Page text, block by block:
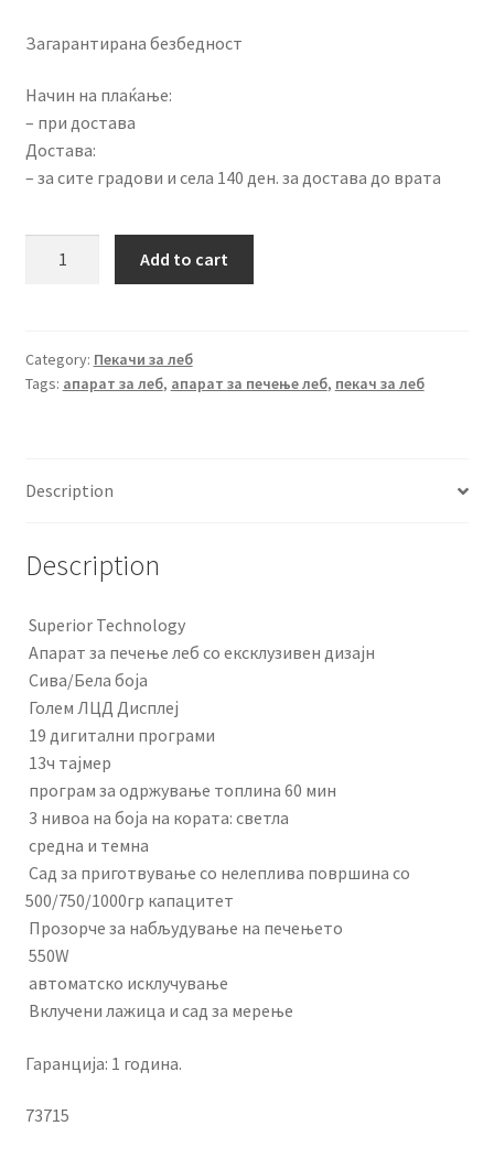
Загарантирана безбедност
Начин на плаќање:
– при достава
Достава:
– за сите градови и села 140 ден. за достава до врата
ST-
BM1000MWX
Add to cart
Category: Пекачи за леб
Tags: апарат за леб, апарат за печење леб, пекач за леб
Description
Description
Superior Technology
Апарат за печење леб со ексклузивен дизајн
Сива/Бела боја
Голем ЛЦД Дисплеј
19 дигитални програми
13ч тајмер
програм за одржување топлина 60 мин
3 нивоа на боја на кората: светла
средна и темна
Сад за приготвување со нелеплива површина со
500/750/1000гр капацитет
Прозорче за набљудување на печењето
550W
автоматско исклучување
Вклучени лажица и сад за мерење
Гаранција: 1 година.
73715